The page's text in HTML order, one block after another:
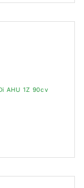
AHU 1Z 90cv